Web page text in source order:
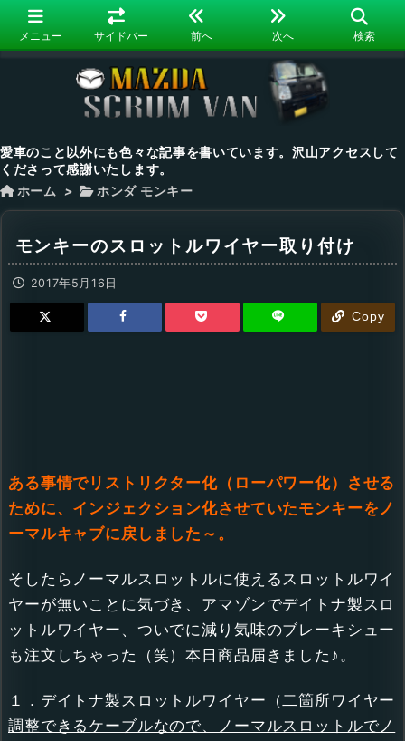
メニュー サイドバー 前へ 次へ 検索
愛車のこと以外にも色々な記事を書いています。沢山アクセスして
くださって感謝いたします。
ホーム > ホンダ モンキー
モンキーのスロットルワイヤー取り付け
2017年5月16日
Copy
ある事情でリストリクター化（ローパワー化）させる
ために、インジェクション化させていたモンキーをノ
ーマルキャブに戻しました～。
そしたらノーマルスロットルに使えるスロットルワイ
ヤーが無いことに気づき、アマゾンでデイトナ製スロ
ットルワイヤー、ついでに減り気味のブレーキシュー
も注文しちゃった（笑）本日商品届きました♪。
１． デイトナ製スロットルワイヤー（二箇所ワイヤー
調整できるケーブルなので、ノーマルスロットルでノ